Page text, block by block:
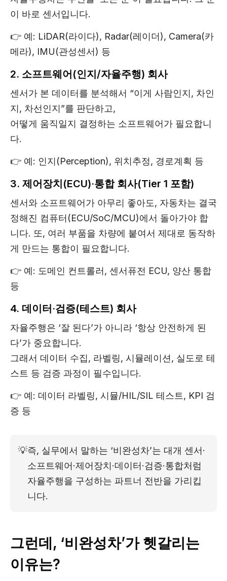
이 바로 센서입니다.
👉 예: LiDAR(라이다), Radar(레이더), Camera(카
메라), IMU(관성센서) 등
2. 소프트웨어(인지/자율주행) 회사
센서가 본 데이터를 분석해서 “이게 사람인지, 차인
지, 차선인지”를 판단하고,
어떻게 움직일지 결정하는 소프트웨어가 필요합니
다.
👉 예: 인지(Perception), 위치추정, 경로계획 등
3. 제어장치(ECU)·통합 회사(Tier 1 포함)
센서와 소프트웨어가 아무리 좋아도, 자동차는 결국
정해진 컴퓨터(ECU/SoC/MCU)에서 돌아가야 합
니다. 또, 여러 부품을 차량에 붙여서 제대로 동작하
게 만드는 통합이 필요합니다.
👉 예: 도메인 컨트롤러, 센서퓨전 ECU, 양산 통합
등
4. 데이터·검증(테스트) 회사
자율주행은 ‘잘 된다’가 아니라 ‘항상 안전하게 된
다’가 중요합니다.
그래서 데이터 수집, 라벨링, 시뮬레이션, 실도로 테
스트 등 검증 과정이 필수입니다.
👉 예: 데이터 라벨링, 시뮬/HIL/SIL 테스트, KPI 검
증 등
💡즉, 실무에서 말하는 ‘비완성차’는 대개 센서·
소프트웨어·제어장치·데이터·검증·통합처럼
자율주행을 구성하는 파트너 전반을 가리킵
니다.
그런데, ‘비완성차’가 헷갈리는
이유는?